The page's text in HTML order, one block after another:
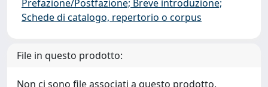
Prefazione/Postfazione; Breve introduzione;
Schede di catalogo, repertorio o corpus
File in questo prodotto:
Non ci sono file associati a questo prodotto.